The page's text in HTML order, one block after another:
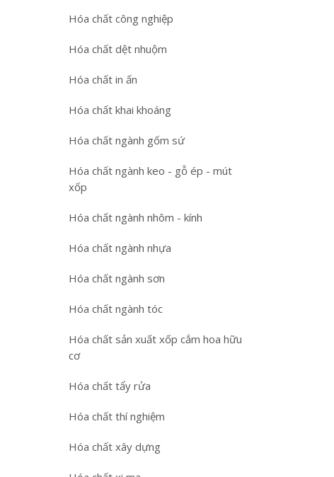
Hóa chất công nghiệp
Hóa chất dệt nhuộm
Hóa chất in ấn
Hóa chất khai khoáng
Hóa chất ngành gốm sứ
Hóa chất ngành keo - gỗ ép - mút
xốp
Hóa chất ngành nhôm - kính
Hóa chất ngành nhựa
Hóa chất ngành sơn
Hóa chất ngành tóc
Hóa chất sản xuất xốp cắm hoa hữu
cơ
Hóa chất tẩy rửa
Hóa chất thí nghiệm
Hóa chất xây dựng